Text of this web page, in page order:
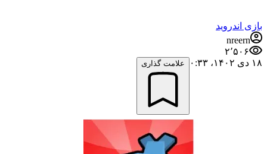
بازی اندروید
nreern
۲٬۵۰۶
۱۸ دی ۱۴۰۲،‏ ۰:۳۳
علامت گذاری